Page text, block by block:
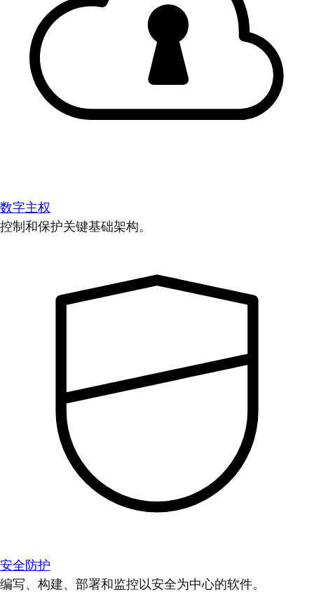
数字主权
控制和保护关键基础架构。
安全防护
编写、构建、部署和监控以安全为中心的软件。